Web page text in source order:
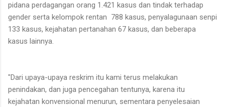
pidana perdagangan orang 1.421 kasus dan tindak terhadap
gender serta kelompok rentan 788 kasus, penyalagunaan senpi
133 kasus, kejahatan pertanahan 67 kasus, dan beberapa
kasus lainnya.
"Dari upaya-upaya reskrim itu kami terus melakukan
penindakan, dan juga pencegahan tentunya, karena itu
kejahatan konvensional menurun, sementara penyelesaian